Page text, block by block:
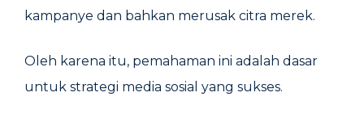
kampanye dan bahkan merusak citra merek.
Oleh karena itu, pemahaman ini adalah dasar
untuk strategi media sosial yang sukses.